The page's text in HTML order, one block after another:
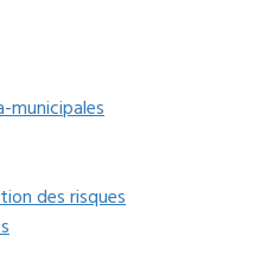
municipales
des risques